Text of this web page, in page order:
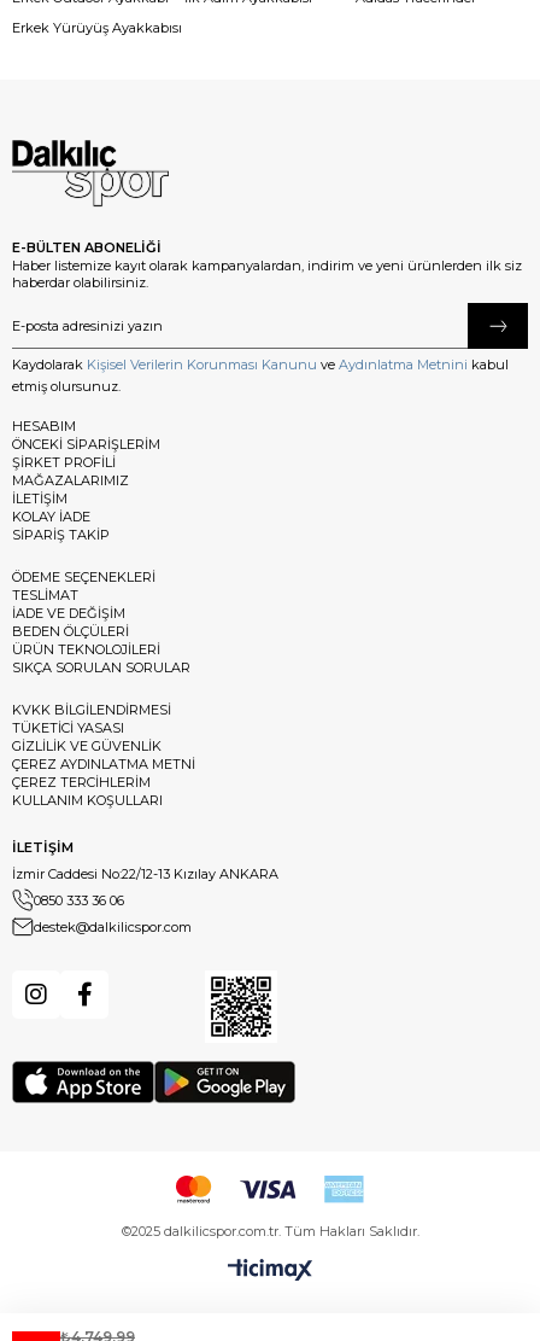
Erkek Yürüyüş Ayakkabısı
E-BÜLTEN ABONELİĞİ
Haber listemize kayıt olarak kampanyalardan, indirim ve yeni ürünlerden ilk siz
haberdar olabilirsiniz.
Kaydolarak Kişisel Verilerin Korunması Kanunu ve Aydınlatma Metnini kabul
etmiş olursunuz.
HESABIM
ÖNCEKİ SİPARİŞLERİM
ŞİRKET PROFİLİ
MAĞAZALARIMIZ
İLETİŞİM
KOLAY İADE
SİPARİŞ TAKİP
ÖDEME SEÇENEKLERİ
TESLİMAT
İADE VE DEĞİŞİM
BEDEN ÖLÇÜLERİ
ÜRÜN TEKNOLOJİLERİ
SIKÇA SORULAN SORULAR
KVKK BİLGİLENDİRMESİ
TÜKETİCİ YASASI
GİZLİLİK VE GÜVENLİK
ÇEREZ AYDINLATMA METNİ
ÇEREZ TERCİHLERİM
KULLANIM KOŞULLARI
İLETİŞİM
İzmir Caddesi No:22/12-13 Kızılay ANKARA
0850 333 36 06
destek@dalkilicspor.com
©2025 dalkilicspor.com.tr. Tüm Hakları Saklıdır.
₺4.749,99